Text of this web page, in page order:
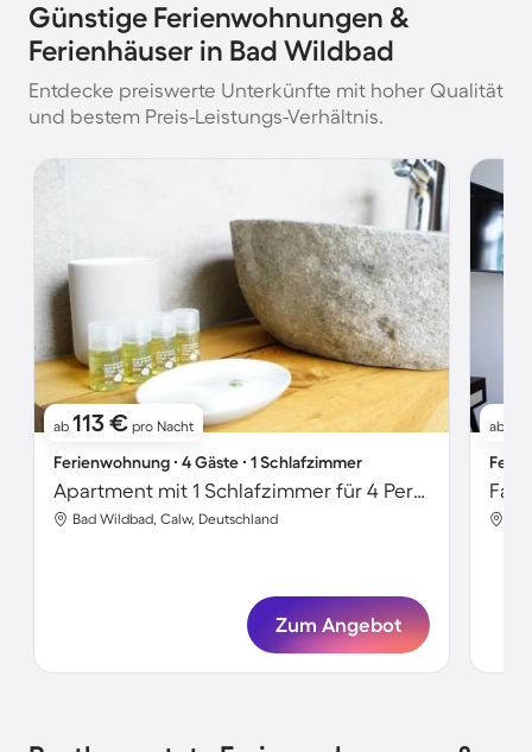
Günstige Ferienwohnungen &
Ferienhäuser in Bad Wildbad
Entdecke preiswerte Unterkünfte mit hoher Qualität
und bestem Preis-Leistungs-Verhältnis.
ab 113 € pro Nacht
Ferienwohnung ∙ 4 Gäste ∙ 1 Schlafzimmer
Apartment mit 1 Schlafzimmer für 4 Personen
Bad Wildbad, Calw, Deutschland
Zum Angebot
ab